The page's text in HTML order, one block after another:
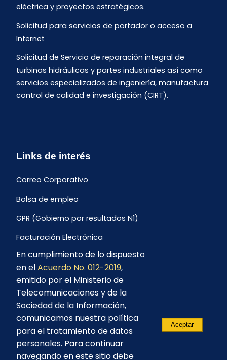
eléctrica y proyectos estratégicos.
Solicitud para servicios de portador o acceso a
Internet
Solicitud de Servicio de reparación integral de
turbinas hidráulicas y partes industriales así como
servicios especializados de ingeniería, manufactura
control de calidad e investigación (CIRT).
Links de interés
Correo Corporativo
Bolsa de empleo
GPR (Gobierno por resultados N1)
Facturación Electrónica
Archivo Histórico de Facturación
Portal Ambiental y Social
Proyecto Geotérmico Chachimbiro
Contratación consultoría mediante “Lista Corta”
Reglamento de Procesos Asociativos
En cumplimiento de lo dispuesto
en elAcuerdo No. 012-2019,
emitido por el Ministerio de
Telecomunicaciones y de la
Sociedad de la Información,
comunicamos nuestra política
para el tratamiento de datos
personales. Para continuar
navegando en este sitio debe
Aceptar